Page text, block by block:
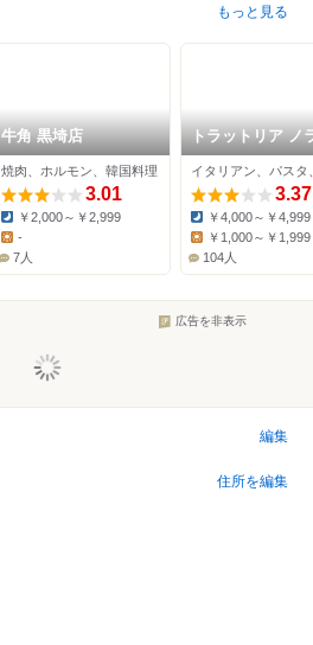
もっと見る
牛角 黒埼店
焼肉、ホルモン、韓国料理
3.01
Dinner:
￥2,000～￥2,999
Lunch:
-
7人
トラットリア ノ
クチーナ 新潟鐙
イタリアン、パスタ
3.37
Dinner:
￥4,000～￥4,999
￥1,000～￥1,999
104人
広告を非表示
編集
住所を編集